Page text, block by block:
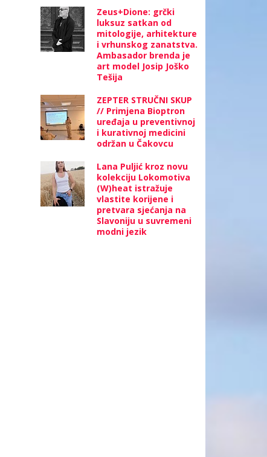
Zeus+Dione: grčki
luksuz satkan od
mitologije, arhitekture
i vrhunskog zanatstva.
Ambasador brenda je
art model Josip Joško
Tešija
ZEPTER STRUČNI SKUP
// Primjena Bioptron
uređaja u preventivnoj
i kurativnoj medicini
održan u Čakovcu
Lana Puljić kroz novu
kolekciju Lokomotiva
(W)heat istražuje
vlastite korijene i
pretvara sjećanja na
Slavoniju u suvremeni
modni jezik